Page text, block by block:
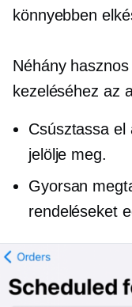
könnyebben
Néhány
kezeléséhez az
Csúsztassa el
jelölje meg.
Gyorsan
rendeléseket